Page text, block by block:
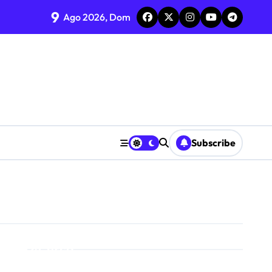
sul riciclo
9 Ago 2026, Dom
Subscribe